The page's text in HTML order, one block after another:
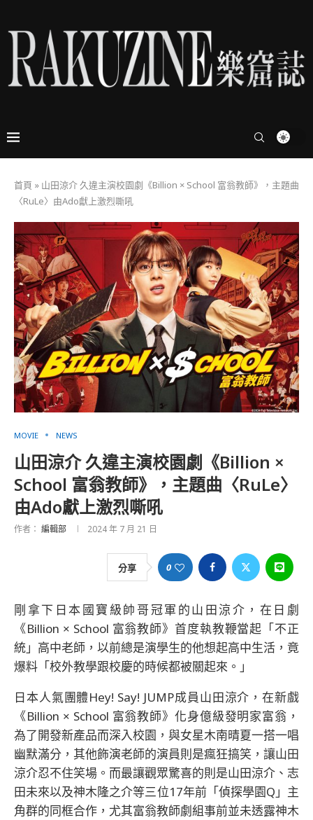
首頁 » 山田涼介 久違主演校園劇《Billion × School 富翁教師》，主題曲
〈RuLe〉由Ado獻上激烈嘶吼
MOVIE NEWS
山田涼介 久違主演校園劇《Billion ×
School 富翁教師》，主題曲〈RuLe〉
由Ado獻上激烈嘶吼
作者： 編輯部 2024 年 7 月 21 日
分享 0
剛拿下日本國寶級帥哥冠軍的山田涼介，在日劇
《Billion × School 富翁教師》首度執教鞭當起「不正
統」高中老師，以前總是演學生的他想起高中生活，竟
爆料「校外教學跟校慶的時候都被關起來。」
日本人氣團體Hey! Say! JUMP成員山田涼介，在新戲
《Billion × School 富翁教師》化身億級發明家富翁，
為了開發新產品而深入校園，與女星木南晴夏一搭一唱
幽默滿分，其他飾演老師的演員則是瘋狂搞笑，讓山田
涼介忍不住笑場。而最讓觀眾驚喜的則是山田涼介、志
田未來以及神木隆之介等三位17年前「偵探學園Q」主
角群的同框合作，尤其富翁教師劇組事前並未透露神木